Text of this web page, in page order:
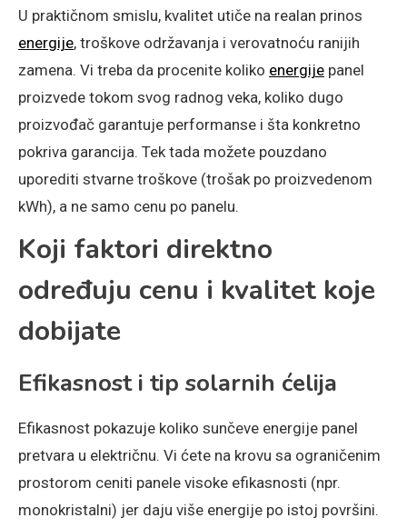
U praktičnom smislu, kvalitet utiče na realan prinos
energije, troškove održavanja i verovatnoću ranijih
zamena. Vi treba da procenite koliko energije panel
proizvede tokom svog radnog veka, koliko dugo
proizvođač garantuje performanse i šta konkretno
pokriva garancija. Tek tada možete pouzdano
uporediti stvarne troškove (trošak po proizvedenom
kWh), a ne samo cenu po panelu.
Koji faktori direktno
određuju cenu i kvalitet koje
dobijate
Efikasnost i tip solarnih ćelija
Efikasnost pokazuje koliko sunčeve energije panel
pretvara u električnu. Vi ćete na krovu sa ograničenim
prostorom ceniti panele visoke efikasnosti (npr.
monokristalni) jer daju više energije po istoj površini.